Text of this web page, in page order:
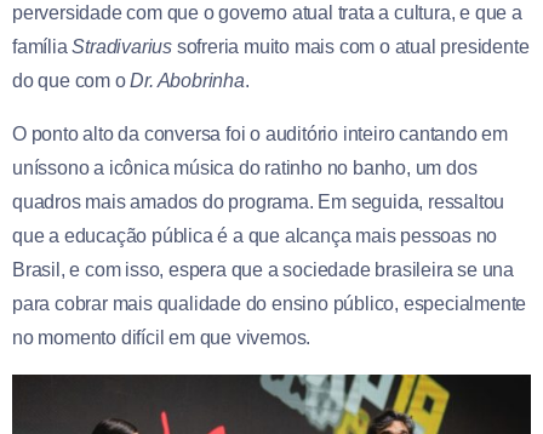
perversidade com que o governo atual trata a cultura, e que a
famíliaStradivarius sofreria muito mais com o atual presidente
do que com oDr. Abobrinha.
O ponto alto da conversa foi o auditório inteiro cantando em
uníssono a icônica música do ratinho no banho, um dos
quadros mais amados do programa. Em seguida, ressaltou
que a educação pública é a que alcança mais pessoas no
Brasil, e com isso, espera que a sociedade brasileira se una
para cobrar mais qualidade do ensino público, especialmente
no momento difícil em que vivemos.